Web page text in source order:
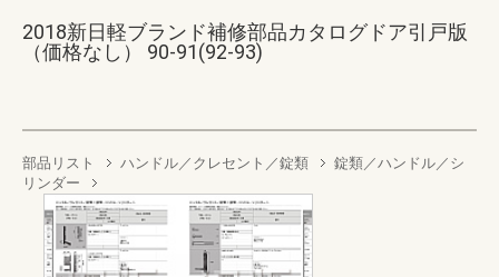
2018新日軽ブランド補修部品カタログドア引戸版
（価格なし） 90-91(92-93)
部品リスト ハンドル／クレセント／錠類
錠類／ハンドル／シ
リンダー